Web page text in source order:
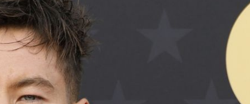
& Serien
Lifestyle
& Liebe
Exklusiv